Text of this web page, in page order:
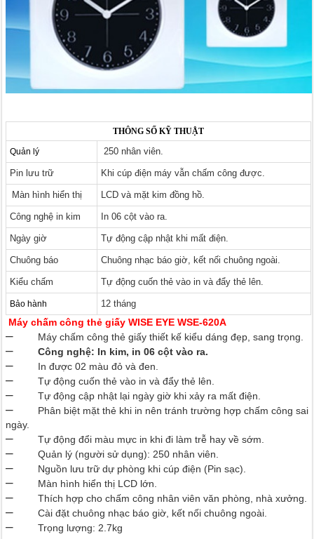
THÔNG SỐ KỸ THUẬT
Quản lý 250 nhân viên.
Pin lưu trữ Khi cúp điện máy vẫn chấm công được.
Màn hình hiển thị LCD và mặt kim đồng hồ.
Công nghệ in kim In 06 cột vào ra.
Ngày giờ Tự động cập nhật khi mất điện.
Chuông báo Chuông nhạc báo giờ, kết nối chuông ngoài.
Kiểu chấm Tự động cuốn thẻ vào in và đẩy thẻ lên.
Bảo hành 12 tháng
Máy chấm công thẻ giấy WISE EYE WSE-620A
– Máy chấm công thẻ giấy thiết kế kiểu dáng đẹp, sang trọng.
– Công nghệ: In kim, in 06 cột vào ra.
– In được 02 màu đỏ và đen.
– Tự động cuốn thẻ vào in và đẩy thẻ lên.
– Tự động cập nhật lại ngày giờ khi xảy ra mất điện.
–
Phân biệt mặt thẻ khi in nên tránh trường hợp chấm công sai
ngày.
– Tự động đổi màu mực in khi đi làm trễ hay về sớm.
– Quản lý (người sử dụng): 250 nhân viên.
– Nguồn lưu trữ dự phòng khi cúp điện (Pin sạc).
– Màn hình hiển thị LCD lớn.
– Thích hợp cho chấm công nhân viên văn phòng, nhà xưởng.
– Cài đặt chuông nhạc báo giờ, kết nối chuông ngoài.
– Trọng lượng: 2.7kg